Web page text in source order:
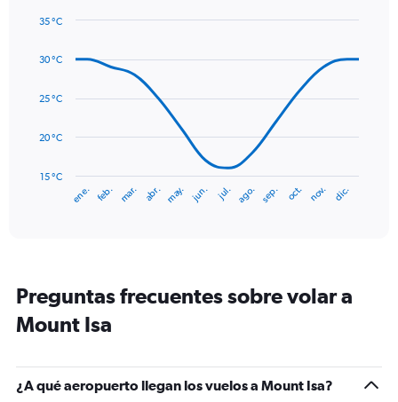
axis
values.
with
data
The
has
14
categories.
The
has
1
ene. feb. mar. abr. may. jun. jul. ago. sep. oct. nov. dic.
15 °C
20 °C
25 °C
30 °C
35 °C
Preguntas frecuentes sobre volar a
Mount Isa
¿A qué aeropuerto llegan los vuelos a Mount Isa?